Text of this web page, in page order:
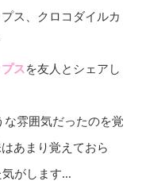
ス、クロコダイルカ
スを友人とシェアし
雰囲気だったのを覚
あまり覚えておら
がします…